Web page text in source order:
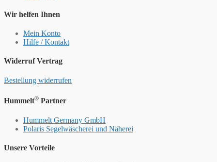
Wir helfen Ihnen
Mein Konto
Hilfe / Kontakt
Widerruf Vertrag
Bestellung widerrufen
Hummelt® Partner
Hummelt Germany GmbH
Polaris Segelwäscherei und Näherei
Unsere Vorteile